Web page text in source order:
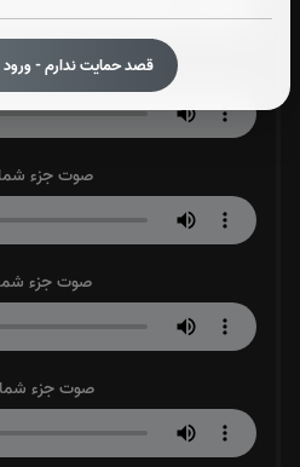
قصد حمایت ندارم -
صوت جزء
صوت جزء
صوت جزء
صوت جزء